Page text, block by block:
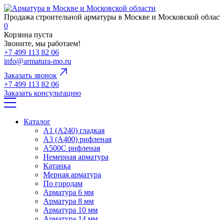
Продажа строительной арматуры в Москве и Московской
0
Корзина пуста
Звоните, мы работаем!
+7 499 113 82 06
info@armatura-mo.ru
Заказать звонок
+7 499 113 82 06
Заказать консультацию
Каталог
А1 (А240) гладкая
А3 (А400) рифленая
А500С рифленая
Немерная арматура
Катанка
Мерная арматура
По городам
Арматура 6 мм
Арматура 8 мм
Арматура 10 мм